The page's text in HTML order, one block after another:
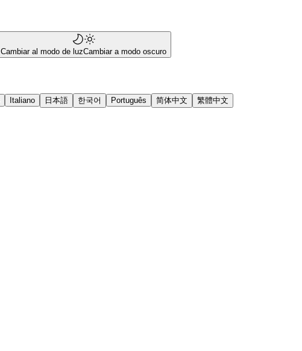
Cambiar al modo de luzCambiar a modo oscuro
Italiano 日本語 한국어 Português 简体中文 繁體中文